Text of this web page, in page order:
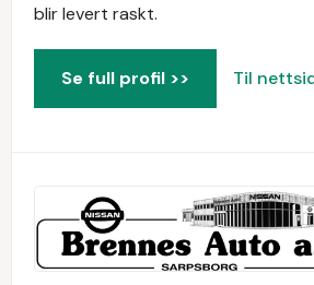
blir levert raskt.
Se full profil >> Til